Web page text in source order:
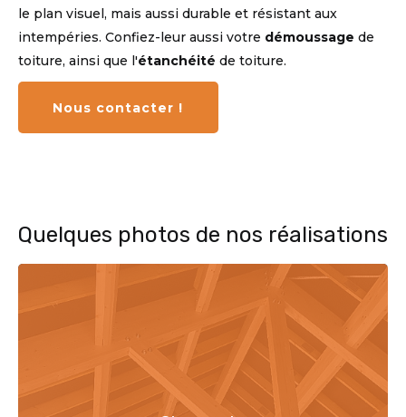
le plan visuel, mais aussi durable et résistant aux
intempéries. Confiez-leur aussi votre démoussage de
toiture, ainsi que l'étanchéité de toiture.
Nous contacter !
Quelques photos de nos réalisations